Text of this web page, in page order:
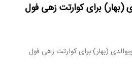
(بهار) برای کوارتت زهی فول
(بهار) برای کوارتت زهی فول